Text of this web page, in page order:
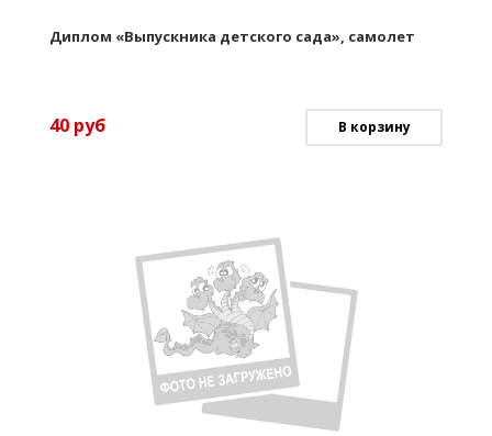
Диплом «Выпускника детского сада», самолет
40 руб В корзину